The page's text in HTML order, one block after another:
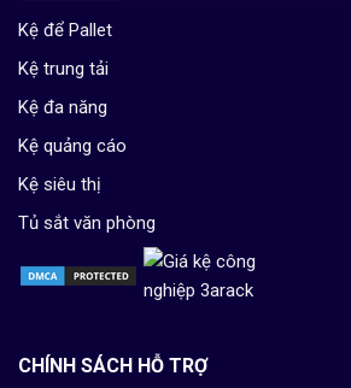
Kệ để Pallet
Kệ trung tải
Kệ đa năng
Kệ quảng cáo
Kệ siêu thị
Tủ sắt văn phòng
CHÍNH SÁCH HỖ TRỢ